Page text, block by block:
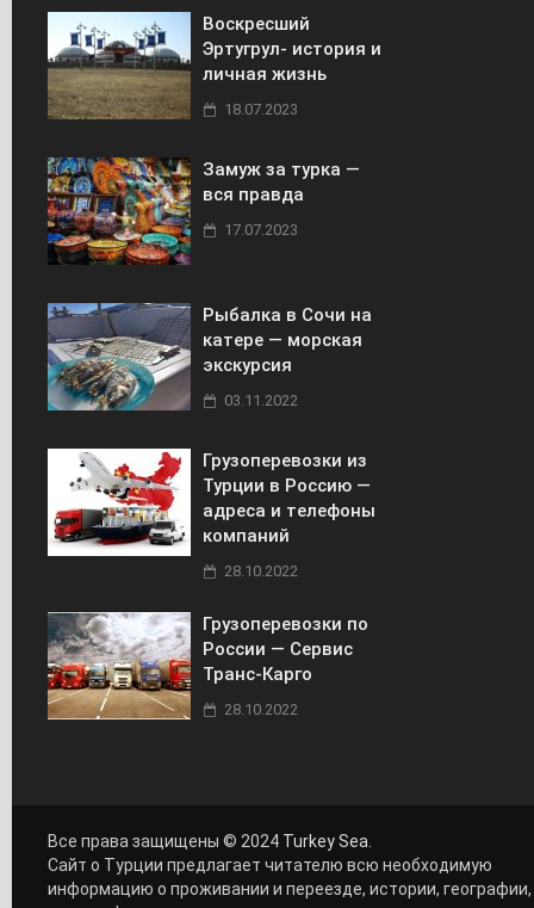
Воскресший
Эртугрул- история и
личная жизнь
18.07.2023
Замуж за турка —
вся правда
17.07.2023
Рыбалка в Сочи на
катере — морская
экскурсия
03.11.2022
Грузоперевозки из
Турции в Россию —
адреса и телефоны
компаний
28.10.2022
Грузоперевозки по
России — Сервис
Транс-Карго
28.10.2022
Все права защищены © 2024 Turkey Sea
Сайт о Турции предлагает читателю всю необходимую
информацию о проживании и переезде, истории, географии,